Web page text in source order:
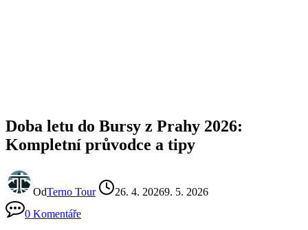
Doba letu do Bursy z Prahy 2026:
Kompletní průvodce a tipy
OdTerno Tour 26. 4. 20269. 5. 2026
0 Komentáře